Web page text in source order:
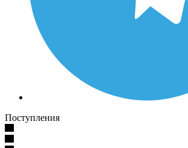
Поступления